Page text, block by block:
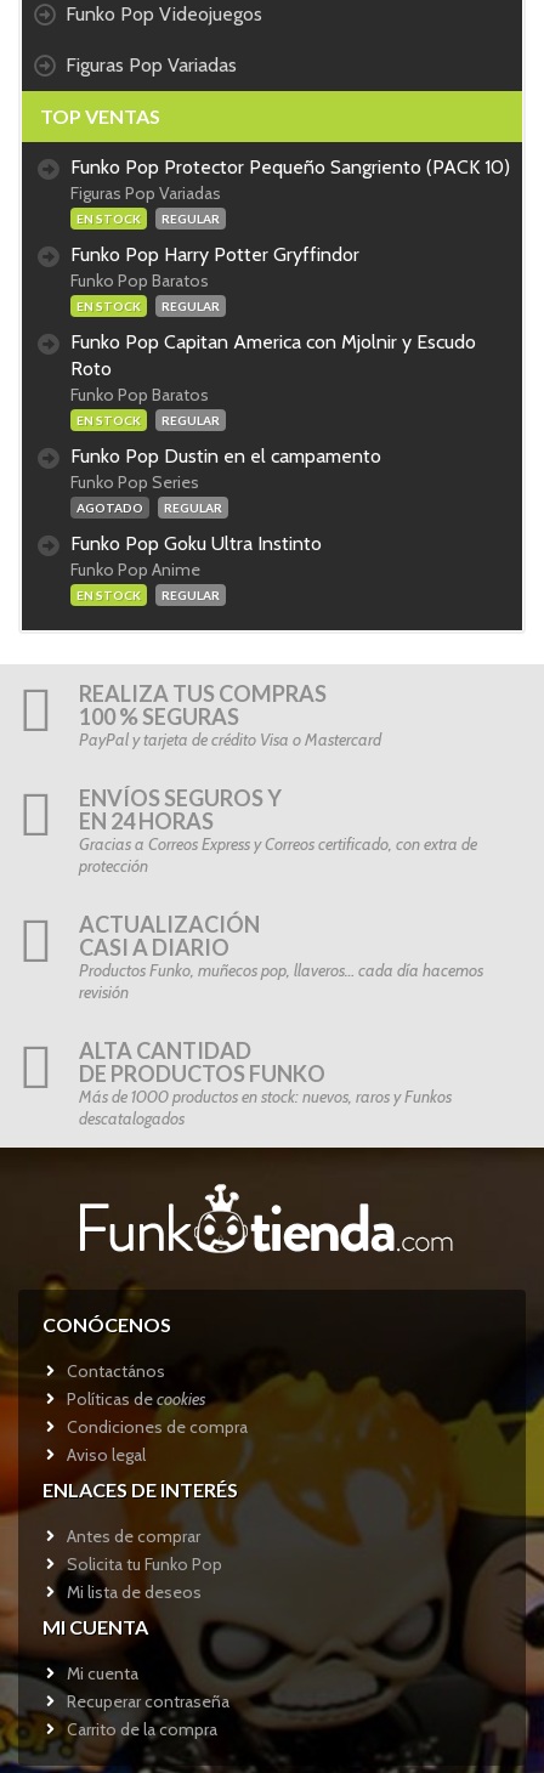
Funko Pop Videojuegos
Figuras Pop Variadas
TOP VENTAS
Funko Pop Protector Pequeño Sangriento (PACK 10)
Figuras Pop Variadas
EN STOCK REGULAR
Funko Pop Harry Potter Gryffindor
Funko Pop Baratos
EN STOCK REGULAR
Funko Pop Capitan America con Mjolnir y Escudo
Roto
Funko Pop Baratos
EN STOCK REGULAR
Funko Pop Dustin en el campamento
Funko Pop Series
AGOTADO REGULAR
Funko Pop Goku Ultra Instinto
Funko Pop Anime
EN STOCK REGULAR
REALIZA TUS COMPRAS
100 % SEGURAS
PayPal y tarjeta de crédito Visa o Mastercard
ENVÍOS SEGUROS Y
EN 24 HORAS
Gracias a Correos Express y Correos certificado, con extra de
protección
ACTUALIZACIÓN
CASI A DIARIO
Productos Funko, muñecos pop, llaveros… cada día hacemos
revisión
ALTA CANTIDAD
DE PRODUCTOS FUNKO
Más de 1000 productos en stock: nuevos, raros y Funkos
descatalogados
CONÓCENOS
Contactános
Políticas decookies
Condiciones de compra
Aviso legal
ENLACES DE INTERÉS
Antes de comprar
Solicita tu Funko Pop
Mi lista de deseos
MI CUENTA
Mi cuenta
Recuperar contraseña
Carrito de la compra